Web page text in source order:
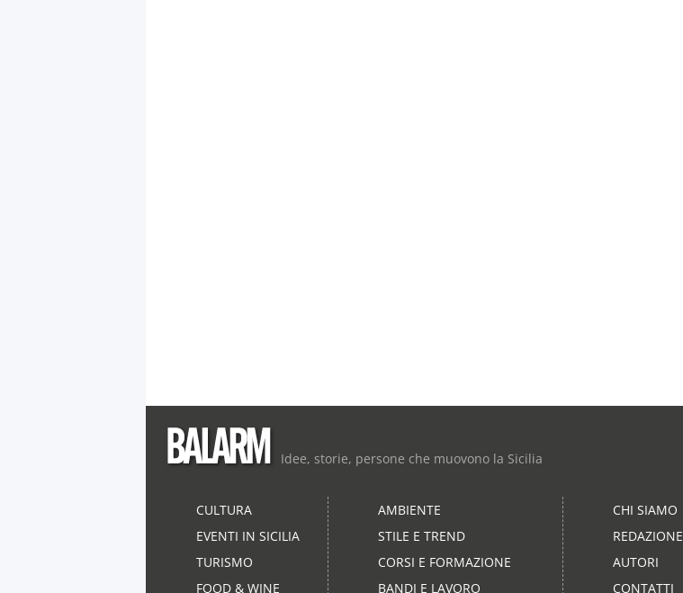
Idee, storie, persone che muovono la Sicilia
CULTURA
EVENTI IN SICILIA
TURISMO
FOOD & WINE
AMBIENTE
STILE E TREND
CORSI E FORMAZIONE
BANDI E LAVORO
CHI SIAMO
REDAZIONE
AUTORI
CONTATTI